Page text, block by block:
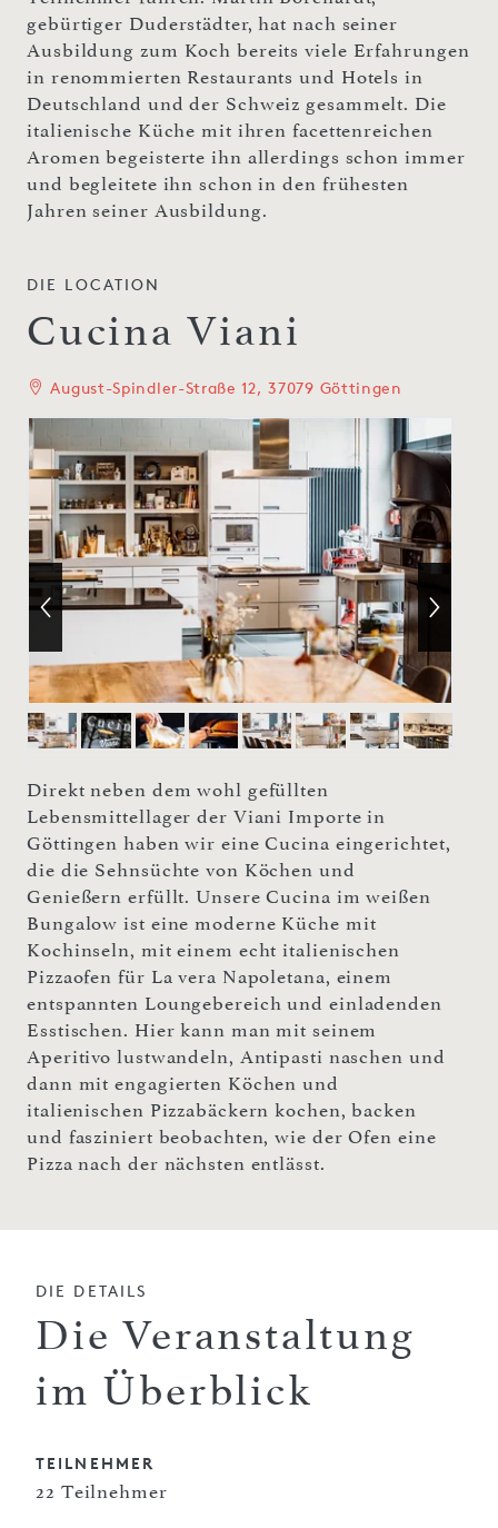
gebürtiger Duderstädter, hat nach seiner
Ausbildung zum Koch bereits viele Erfahrungen
in renommierten Restaurants und Hotels in
Deutschland und der Schweiz gesammelt. Die
italienische Küche mit ihren facettenreichen
Aromen begeisterte ihn allerdings schon immer
und begleitete ihn schon in den frühesten
Jahren seiner Ausbildung.
DIE LOCATION
Cucina Viani
August-Spindler-Straße 12, 37079 Göttingen
Direkt neben dem wohl gefüllten
Lebensmittellager der Viani Importe in
Göttingen haben wir eine Cucina eingerichtet,
die die Sehnsüchte von Köchen und
Genießern erfüllt. Unsere Cucina im weißen
Bungalow ist eine moderne Küche mit
Kochinseln, mit einem echt italienischen
Pizzaofen für La vera Napoletana, einem
entspannten Loungebereich und einladenden
Esstischen. Hier kann man mit seinem
Aperitivo lustwandeln, Antipasti naschen und
dann mit engagierten Köchen und
italienischen Pizzabäckern kochen, backen
und fasziniert beobachten, wie der Ofen eine
Pizza nach der nächsten entlässt.
DIE DETAILS
Die Veranstaltung
im Überblick
TEILNEHMER
22 Teilnehmer